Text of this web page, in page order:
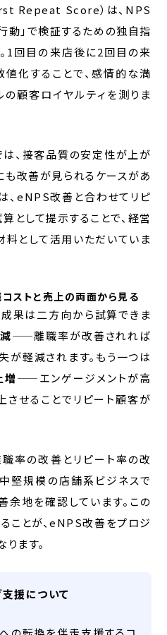
Repeat Score）は、NPS
動」で検証するための独自指
1回目の来店後に2回目の来
化することで、感情的な満
顧客ロイヤルティを測りま
、接客品質の安定性が上が
も改善が見られるケースがあ
、eNPS改善と合わせてリピ
として提示することで、経営
として活用いただいていま
ストと売上の両面から見る
果は二方向から試算できま
——離職率が改善されれば
が軽減されます。もう一つは
増——エンゲージメントが高
せることでリピート顧客が
率の改善とリピート率の改
堅規模の店舗系ビジネスで
地を確認しています。この
ことが、eNPS改善をプロジ
ます。
援について